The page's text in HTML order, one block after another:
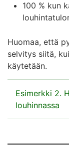
100 % kun
Huomaa, että
selvitys siitä,
käytetään.
Esimerkki 2.
louhinnassa
800 euroa.